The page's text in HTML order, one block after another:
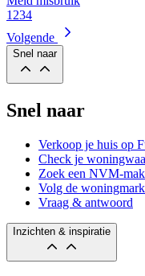
1 234
Volgende
Snel naar
Snel naar
Verkoop je huis op
Check je
Zoek een NVM-
Volg de
Vraag & antwoord
Inzichten & inspiratie